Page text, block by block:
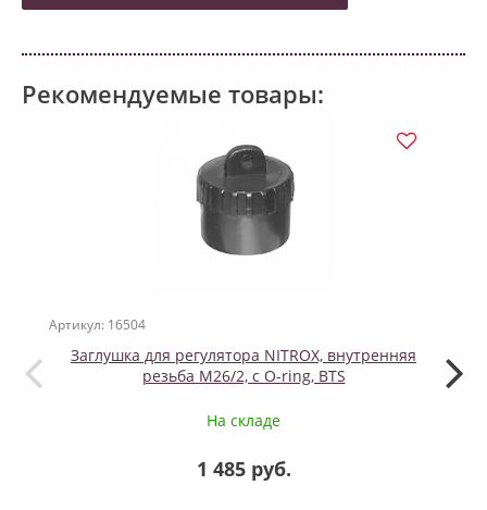
Рекомендуемые товары:
Артикул: 16504
Заглушка для регулятора NITROX, внутренняя
резьба M26/2, с O-ring, BTS
На складе
1 485 руб.